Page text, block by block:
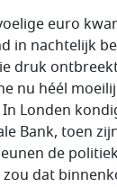
euro
in nachtelijk
druk
nu héél
Londen
Bank, toen
de
zou dat